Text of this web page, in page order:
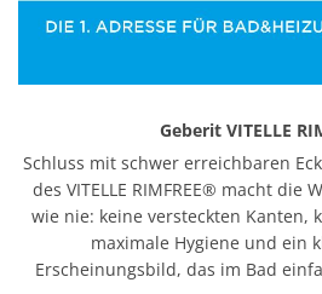
Geberit VITELLE
Schluss mit schwer erreichbaren
des VITELLE RIMFREE® macht die
wie nie: keine versteckten Kanten,
maximale Hygiene und ein
Erscheinungsbild, das im Bad